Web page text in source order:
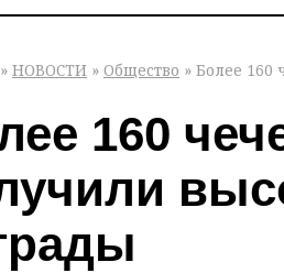
» НОВОСТИ » Общество » Более 160
160